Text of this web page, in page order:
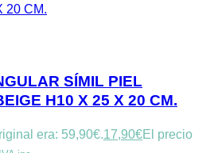
SÍMIL PIEL
H10 X 25 X 20 CM.
era: 59,90€.17,90€El precio